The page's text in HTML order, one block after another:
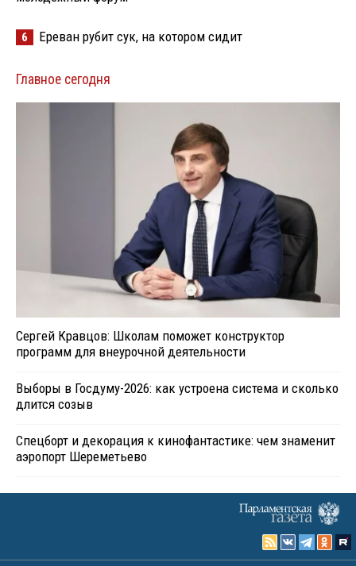
6 Ереван рубит сук, на котором сидит
Главное сегодня
Сергей Кравцов: Школам поможет конструктор
программ для внеурочной деятельности
Выборы в Госдуму-2026: как устроена система и сколько
длится созыв
Спецборт и декорация к кинофантастике: чем знаменит
аэропорт Шереметьево